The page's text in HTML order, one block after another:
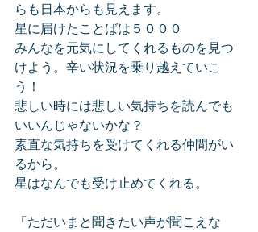
らも日本からも見えます。
星に届けたことばは５０００
みんなを元気にしてくれるものを見つ
けよう。辛い状況を乗り越えていこ
う！
悲しい時には悲しい気持ちを読んでも
いいんじゃないかな？
素直な気持ちを受けてくれる仲間がい
るから。
星はなんでも受け止めてくれる。
「ただいまと聞きたい声が聞こえな